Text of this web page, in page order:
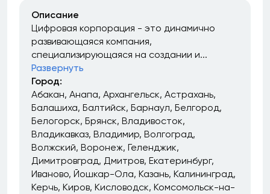
Описание
Цифровая корпорация - это динамично
развивающаяся компания,
специализирующаяся на создании и...
Развернуть
Город:
Абакан Анапа Архангельск Астрахань
Балашиха Балтийск Барнаул Белгород
Белогорск Брянск Владивосток
Владикавказ Владимир Волгоград
Волжский Воронеж Геленджик
Димитровград Дмитров Екатеринбург
Иваново Йошкар-Ола Казань Калининград
Керчь Киров Кисловодск Комсомольск-на-